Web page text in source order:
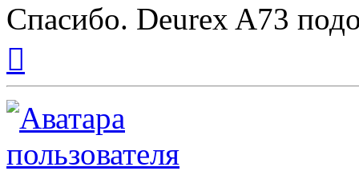
Спасибо. Deurex A73
началу